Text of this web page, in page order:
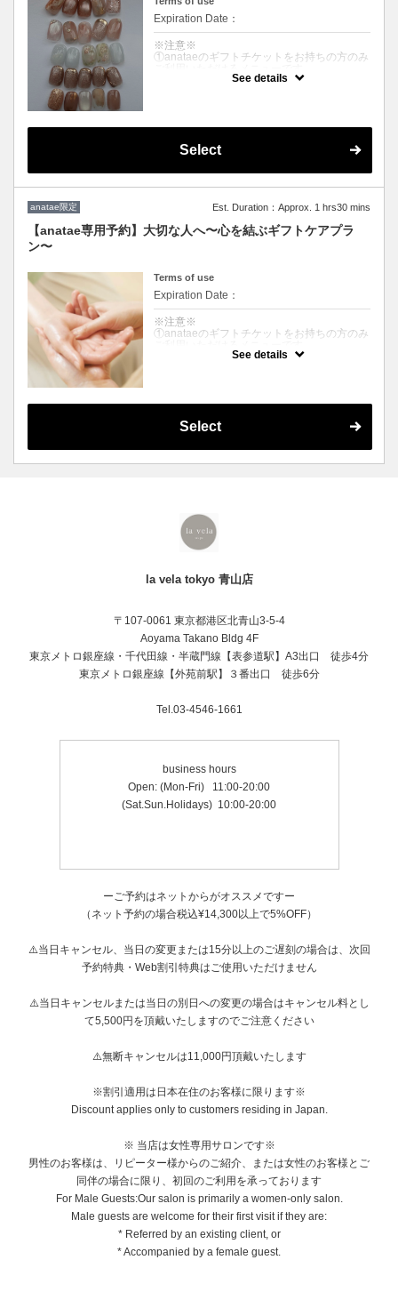
Expiration Date：
※注意※
①anataeのギフトチケットをお持ちの方のみ
②先のページ備考欄にて、ご体験チケットの
クーポンについて
5種のデザインからお選びいただけます！
※カラー変更配置変更可能
※キャンセルの場合、anataeのキャンセルポ
詳しくはAnatae公式HP、la vela tokyo専用ペ
ージにて詳細情報をご覧ください
See details
Select
anatae限定 Est. Duration：Approx. 1 hrs30 mins
【anatae専用予約】大切な人へ〜心を結ぶギフトケアプラ
ン〜
Terms of use
Expiration Date：
※注意※
①anataeのギフトチケットをお持ちの方のみ
②先のページ備考欄にて、ご体験チケットの
クーポンについて
〜極上ハンドスパ＆ハンドケアのプラン〜
オプションでジェルネイルも可能⭐︎
※オプション追加の場合は追加料金が発生し
※キャンセルの場合、anataeのキャンセルポ
詳しくはAnatae公式HP、la vela tokyo専用ペ
ージにて詳細情報をご覧ください
See details
Select
la vela tokyo 青山店
〒107-0061 東京都港区北青山3-5-4
Aoyama Takano Bldg 4F
東京メトロ銀座線・千代田線・半蔵門線【表参道駅】A3出口 徒歩4分
東京メトロ銀座線【外苑前駅】３番出口 徒歩6分
Tel.03-4546-1661
business hours
Open: (Mon-Fri) 11:00-20:00
(Sat​.Sun.Holidays) 10:00-20:00
ーご予約はネットからがオススメですー
（ネット予約の場合税込¥14,300以上で5%OFF）
⚠️当日キャンセル、当日の変更または15分以上のご遅刻の場合は、次回
予約特典・Web割引特典はご使用いただけません
⚠️当日キャンセルまたは当日の別日への変更の場合はキャンセル料とし
て5,500円を頂戴いたしますのでご注意ください
⚠️無断キャンセルは11,000円頂戴いたします
※割引適用は日本在住のお客様に限ります※
Discount applies only to customers residing in Japan.
※ 当店は女性専用サロンです※
男性のお客様は、リピーター様からのご紹介、または女性のお客様とご
同伴の場合に限り、初回のご利用を承っております
For Male Guests:Our salon is primarily a women-only salon.
Male guests are welcome for their first visit if they are:
* Referred by an existing client, or
* Accompanied by a female guest.